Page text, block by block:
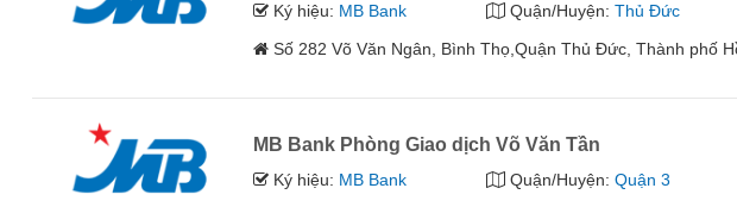
Ký hiệu: MB Bank Quận/Huyện: Thủ Đức
Số 282 Võ Văn Ngân, Bình Thọ,Quận Thủ Đức, Thành phố
MB Bank Phòng Giao dịch Võ Văn Tần
Ký hiệu: MB Bank Quận/Huyện: Quận 3